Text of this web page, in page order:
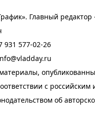
Главный
931 577-02-26
с российским
об